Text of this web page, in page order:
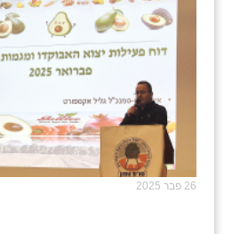
26 פבר 2025